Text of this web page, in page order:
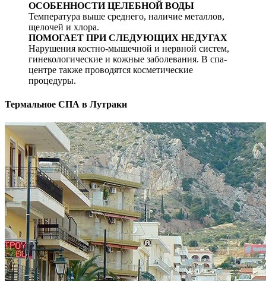
ОСОБЕННОСТИ ЦЕЛЕБНОЙ ВОДЫ
Температура выше среднего, наличие металлов,
щелочей и хлора.
ПОМОГАЕТ ПРИ СЛЕДУЮЩИХ НЕДУГАХ
Нарушения костно-мышечной и нервной систем,
гинекологические и кожные заболевания. В спа-
центре также проводятся косметические
процедуры.
Термальное СПА в Лутраки